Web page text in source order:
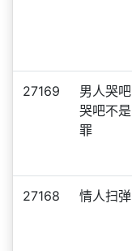
27169
男人哭吧
哭吧不是
罪
27168 情人扫弹